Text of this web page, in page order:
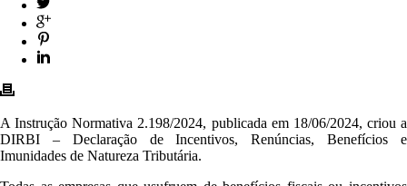
A Instrução Normativa 2.198/2024, publicada em 18/06/2024, criou a
DIRBI – Declaração de Incentivos, Renúncias, Benefícios e
Imunidades de Natureza Tributária.